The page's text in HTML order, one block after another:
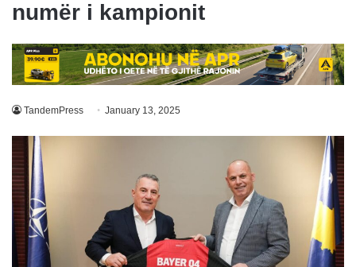
numër i kampionit
TandemPress January 13, 2025